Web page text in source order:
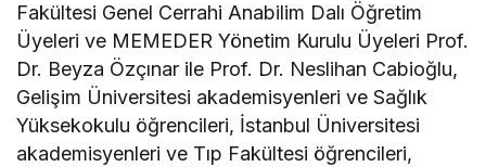
Fakültesi Genel Cerrahi Anabilim Dalı Öğretim
Üyeleri ve MEMEDER Yönetim Kurulu Üyeleri Prof.
Dr. Beyza Özçınar ile Prof. Dr. Neslihan Cabioğlu,
Gelişim Üniversitesi akademisyenleri ve Sağlık
Yüksekokulu öğrencileri, İstanbul Üniversitesi
akademisyenleri ve Tıp Fakültesi öğrencileri,